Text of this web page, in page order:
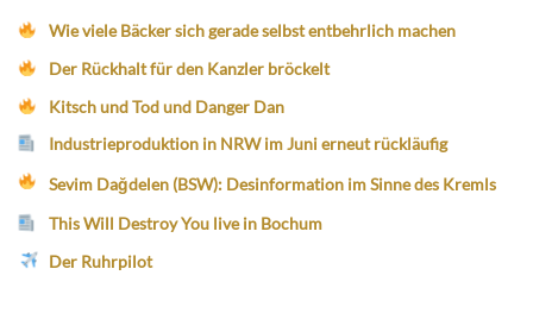
Wie viele Bäcker sich gerade selbst entbehrlich machen
Der Rückhalt für den Kanzler bröckelt
Kitsch und Tod und Danger Dan
Industrieproduktion in NRW im Juni erneut rückläufig
Sevim Dağdelen (BSW): Desinformation im Sinne des Kremls
This Will Destroy You live in Bochum
Der Ruhrpilot